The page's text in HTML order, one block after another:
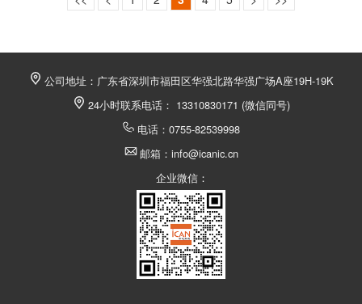
子现货...
公司地址：广东省深圳市福田区华强北路华强广场A座19H-19K
24小时联系电话： 13310830171 (微信同号)
电话：0755-82539998
邮箱：info@icanic.cn
企业微信：